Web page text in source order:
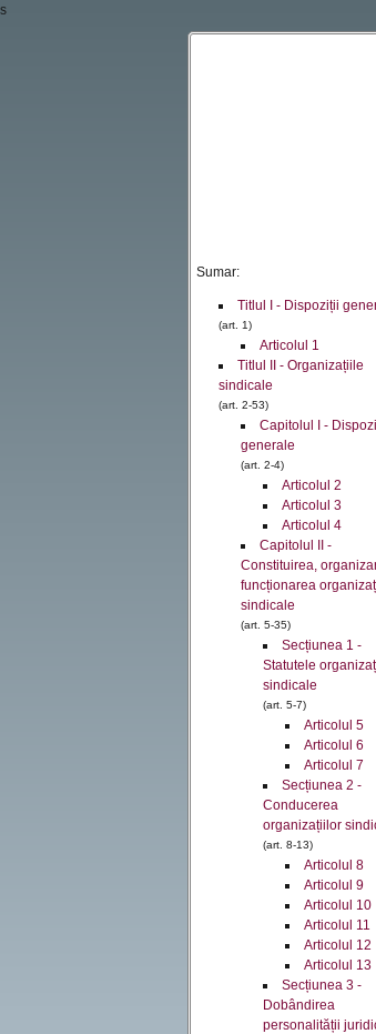
s
Sumar:
Titlul I - Dispoziții
(art. 1)
Articolul 1
Titlul II - Organizațiile
sindicale
(art. 2-53)
Capitolul I -
generale
(art. 2-4)
Articolul 2
Articolul 3
Articolul 4
Capitolul II -
Constituirea,
funcționarea
sindicale
(art. 5-35)
Secțiunea 1 -
Statutele
sindicale
(art. 5-7)
Articolul 5
Articolul 6
Articolul 7
Secțiunea 2 -
Conducerea
organizațiilor
(art. 8-13)
Articolul 8
Articolul 9
Articolul 10
Articolul 11
Articolul 12
Articolul 13
Secțiunea 3 -
Dobândirea
personalității